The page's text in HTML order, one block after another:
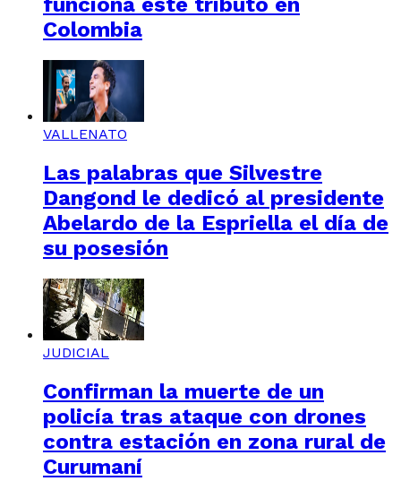
Colombia
VALLENATO
Las palabras que Silvestre
Dangond le dedicó al presidente
Abelardo de la Espriella el día de
su posesión
JUDICIAL
Confirman la muerte de un
policía tras ataque con drones
contra estación en zona rural de
Curumaní